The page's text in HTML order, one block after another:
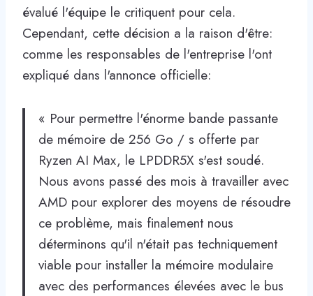
évalué l'équipe le critiquent pour cela.
Cependant, cette décision a la raison d'être:
comme les responsables de l'entreprise l'ont
expliqué dans l'annonce officielle:
« Pour permettre l'énorme bande passante
de mémoire de 256 Go / s offerte par
Ryzen AI Max, le LPDDR5X s'est soudé.
Nous avons passé des mois à travailler avec
AMD pour explorer des moyens de résoudre
ce problème, mais finalement nous
déterminons qu'il n'était pas techniquement
viable pour installer la mémoire modulaire
avec des performances élevées avec le bus